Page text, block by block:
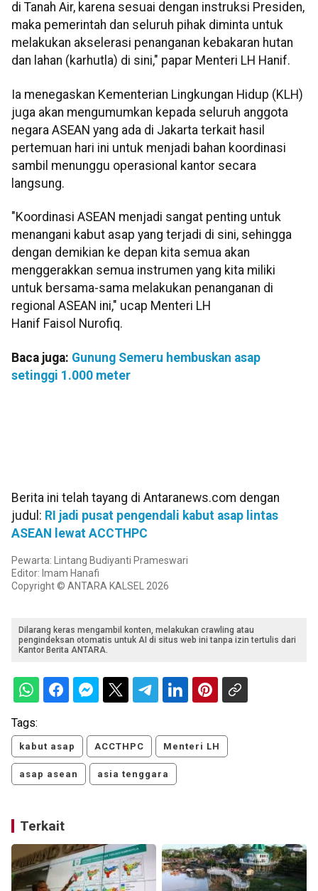
di Tanah Air, karena sesuai dengan instruksi Presiden,
maka pemerintah dan seluruh pihak diminta untuk
melakukan akselerasi penanganan kebakaran hutan
dan lahan (karhutla) di sini," papar Menteri LH Hanif.
Ia menegaskan Kementerian Lingkungan Hidup (KLH)
juga akan mengumumkan kepada seluruh anggota
negara ASEAN yang ada di Jakarta terkait hasil
pertemuan hari ini untuk menjadi bahan koordinasi
sambil menunggu operasional kantor secara
langsung.
"Koordinasi ASEAN menjadi sangat penting untuk
menangani kabut asap yang terjadi di sini, sehingga
dengan demikian ke depan kita semua akan
menggerakkan semua instrumen yang kita miliki
untuk bersama-sama melakukan penanganan di
regional ASEAN ini," ucap Menteri LH
Hanif Faisol Nurofiq.
Baca juga: Gunung Semeru hembuskan asap
setinggi 1.000 meter
Berita ini telah tayang di Antaranews.com dengan
judul: RI jadi pusat pengendali kabut asap lintas
ASEAN lewat ACCTHPC
Pewarta: Lintang Budiyanti Prameswari
Editor: Imam Hanafi
Copyright © ANTARA KALSEL 2026
Dilarang keras mengambil konten, melakukan crawling atau
pengindeksan otomatis untuk AI di situs web ini tanpa izin tertulis dari
Kantor Berita ANTARA.
Tags:
kabut asap ACCTHPC Menteri LH
asap asean asia tenggara
Terkait